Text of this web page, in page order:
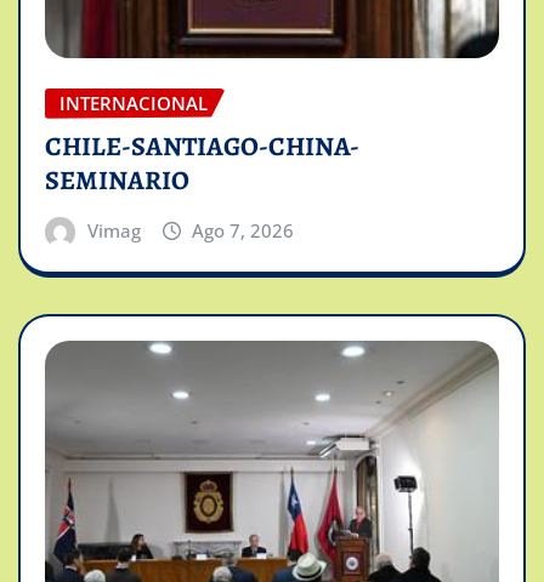
INTERNACIONAL
CHILE-SANTIAGO-CHINA-
SEMINARIO
Vimag Ago 7, 2026